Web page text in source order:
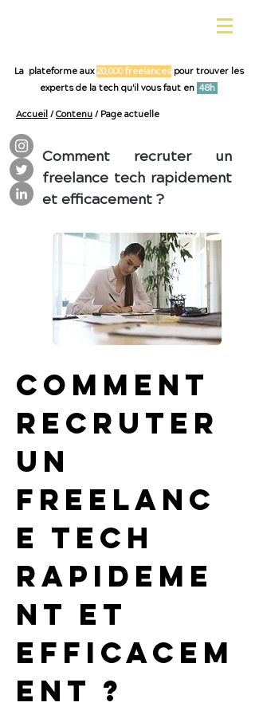
La plateforme aux20,000 freelancespour trouver les
experts de la tech qu'il vous faut en 48h
Accueil / Contenu / Page actuelle
Comment recruter un
freelance tech rapidement
et efficacement ?
Comment
recruter
un
freelanc
e tech
rapideme
nt et
efficacem
ent ?